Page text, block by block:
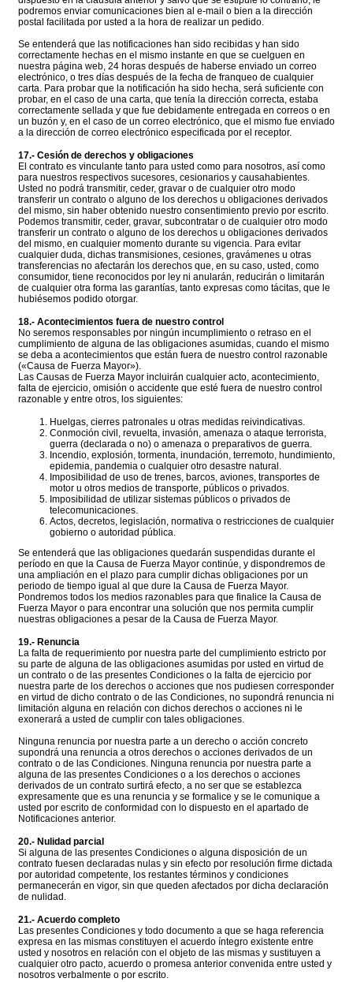
podremos enviar comunicaciones bien al e-mail o bien a la dirección
postal facilitada por usted a la hora de realizar un pedido.
Se entenderá que las notificaciones han sido recibidas y han sido
correctamente hechas en el mismo instante en que se cuelguen en
nuestra página web, 24 horas después de haberse enviado un correo
electrónico, o tres días después de la fecha de franqueo de cualquier
carta. Para probar que la notificación ha sido hecha, será suficiente con
probar, en el caso de una carta, que tenía la dirección correcta, estaba
correctamente sellada y que fue debidamente entregada en correos o en
un buzón y, en el caso de un correo electrónico, que el mismo fue enviado
a la dirección de correo electrónico especificada por el receptor.
17.- Cesión de derechos y obligaciones
El contrato es vinculante tanto para usted como para nosotros, así como
para nuestros respectivos sucesores, cesionarios y causahabientes.
Usted no podrá transmitir, ceder, gravar o de cualquier otro modo
transferir un contrato o alguno de los derechos u obligaciones derivados
del mismo, sin haber obtenido nuestro consentimiento previo por escrito.
Podemos transmitir, ceder, gravar, subcontratar o de cualquier otro modo
transferir un contrato o alguno de los derechos u obligaciones derivados
del mismo, en cualquier momento durante su vigencia. Para evitar
cualquier duda, dichas transmisiones, cesiones, gravámenes u otras
transferencias no afectarán los derechos que, en su caso, usted, como
consumidor, tiene reconocidos por ley ni anularán, reducirán o limitarán
de cualquier otra forma las garantías, tanto expresas como tácitas, que le
hubiésemos podido otorgar.
18.- Acontecimientos fuera de nuestro control
No seremos responsables por ningún incumplimiento o retraso en el
cumplimiento de alguna de las obligaciones asumidas, cuando el mismo
se deba a acontecimientos que están fuera de nuestro control razonable
(«Causa de Fuerza Mayor»).
Las Causas de Fuerza Mayor incluirán cualquier acto, acontecimiento,
falta de ejercicio, omisión o accidente que esté fuera de nuestro control
razonable y entre otros, los siguientes:
Huelgas, cierres patronales u otras medidas reivindicativas.
Conmoción civil, revuelta, invasión, amenaza o ataque terrorista,
guerra (declarada o no) o amenaza o preparativos de guerra.
Incendio, explosión, tormenta, inundación, terremoto, hundimiento,
epidemia, pandemia o cualquier otro desastre natural.
Imposibilidad de uso de trenes, barcos, aviones, transportes de
motor u otros medios de transporte, públicos o privados.
Imposibilidad de utilizar sistemas públicos o privados de
telecomunicaciones.
Actos, decretos, legislación, normativa o restricciones de cualquier
gobierno o autoridad pública.
Se entenderá que las obligaciones quedarán suspendidas durante el
período en que la Causa de Fuerza Mayor continúe, y dispondremos de
una ampliación en el plazo para cumplir dichas obligaciones por un
periodo de tiempo igual al que dure la Causa de Fuerza Mayor.
Pondremos todos los medios razonables para que finalice la Causa de
Fuerza Mayor o para encontrar una solución que nos permita cumplir
nuestras obligaciones a pesar de la Causa de Fuerza Mayor.
19.- Renuncia
La falta de requerimiento por nuestra parte del cumplimiento estricto por
su parte de alguna de las obligaciones asumidas por usted en virtud de
un contrato o de las presentes Condiciones o la falta de ejercicio por
nuestra parte de los derechos o acciones que nos pudiesen corresponder
en virtud de dicho contrato o de las Condiciones, no supondrá renuncia ni
limitación alguna en relación con dichos derechos o acciones ni le
exonerará a usted de cumplir con tales obligaciones.
Ninguna renuncia por nuestra parte a un derecho o acción concreto
supondrá una renuncia a otros derechos o acciones derivados de un
contrato o de las Condiciones. Ninguna renuncia por nuestra parte a
alguna de las presentes Condiciones o a los derechos o acciones
derivados de un contrato surtirá efecto, a no ser que se establezca
expresamente que es una renuncia y se formalice y se le comunique a
usted por escrito de conformidad con lo dispuesto en el apartado de
Notificaciones anterior.
20.- Nulidad parcial
Si alguna de las presentes Condiciones o alguna disposición de un
contrato fuesen declaradas nulas y sin efecto por resolución firme dictada
por autoridad competente, los restantes términos y condiciones
permanecerán en vigor, sin que queden afectados por dicha declaración
de nulidad.
21.- Acuerdo completo
Las presentes Condiciones y todo documento a que se haga referencia
expresa en las mismas constituyen el acuerdo íntegro existente entre
usted y nosotros en relación con el objeto de las mismas y sustituyen a
cualquier otro pacto, acuerdo o promesa anterior convenida entre usted y
nosotros verbalmente o por escrito.